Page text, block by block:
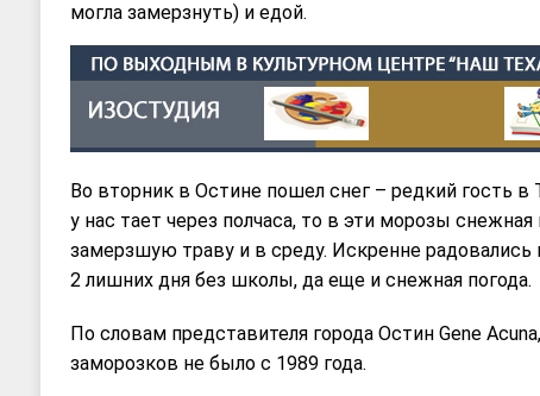
могла замерзнуть) и едой.
Во вторник в Остине пошел снег – редкий гость в
у нас тает через полчаса, то в эти морозы
замерзшую траву и в среду. Искренне
2 лишних дня без школы, да еще и снежная погода.
По словам представителя города Остин Gene
заморозков не было с 1989 года.